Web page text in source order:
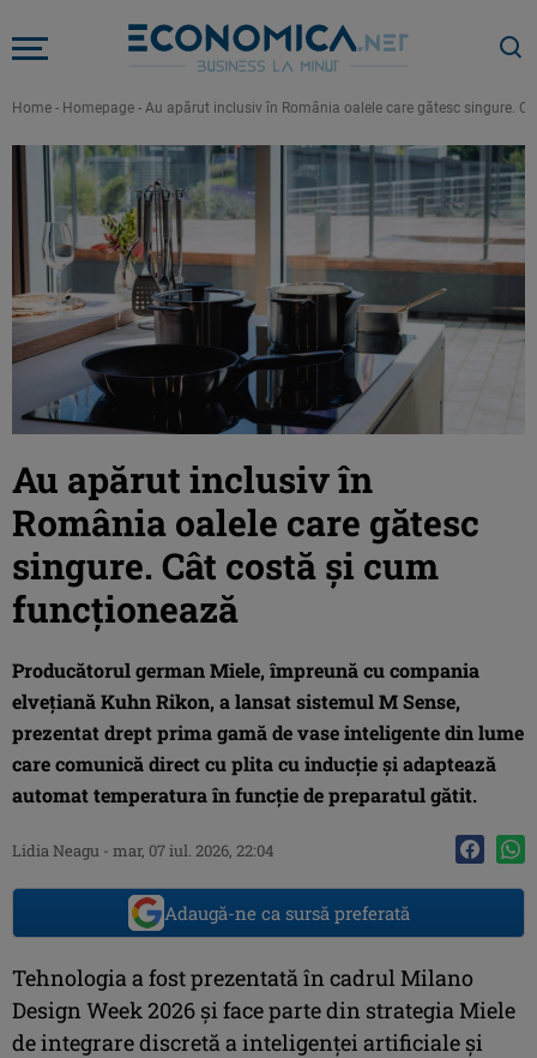
Home - Homepage - Au apărut inclusiv în România oalele care gătesc singure.
Au apărut inclusiv în
România oalele care gătesc
singure. Cât costă și cum
funcționează
Producătorul german Miele, împreună cu compania
elvețiană Kuhn Rikon, a lansat sistemul M Sense,
prezentat drept prima gamă de vase inteligente din lume
care comunică direct cu plita cu inducție și adaptează
automat temperatura în funcție de preparatul gătit.
Lidia Neagu - mar, 07 iul. 2026, 22:04
Adaugă-ne ca sursă preferată
Tehnologia a fost prezentată în cadrul Milano
Design Week 2026 și face parte din strategia Miele
de integrare discretă a inteligenței artificiale și